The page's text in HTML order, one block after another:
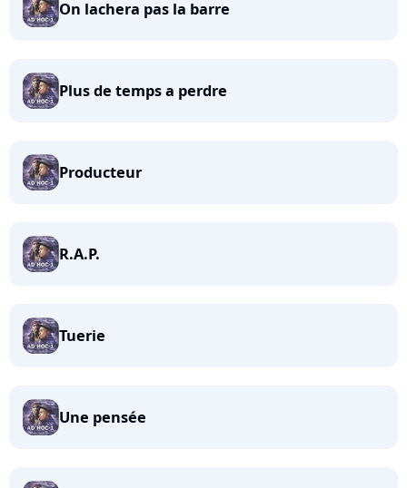
On lachera pas la barre
Plus de temps a perdre
Producteur
R.A.P.
Tuerie
Une pensée